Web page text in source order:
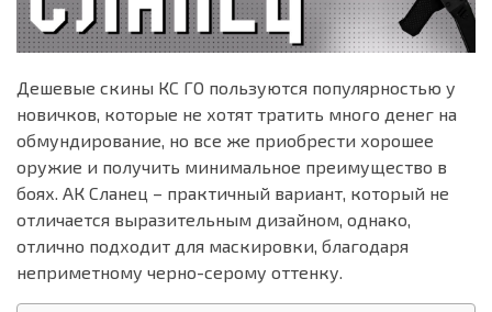
Дешевые скины КС ГО пользуются популярностью у
новичков, которые не хотят тратить много денег на
обмундирование, но все же приобрести хорошее
оружие и получить минимальное преимущество в
боях. АК Сланец – практичный вариант, который не
отличается выразительным дизайном, однако,
отлично подходит для маскировки, благодаря
неприметному черно-серому оттенку.